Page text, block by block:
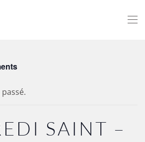
principal
SAINT –